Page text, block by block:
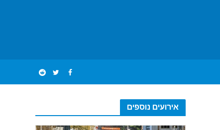
אירועים נוספים